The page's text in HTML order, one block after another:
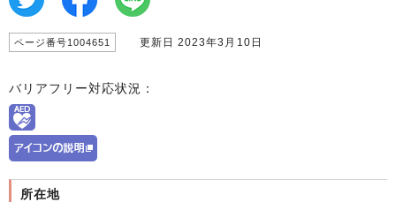
ページ番号1004651 更新日 2023年3月10日
バリアフリー対応状況：
所在地